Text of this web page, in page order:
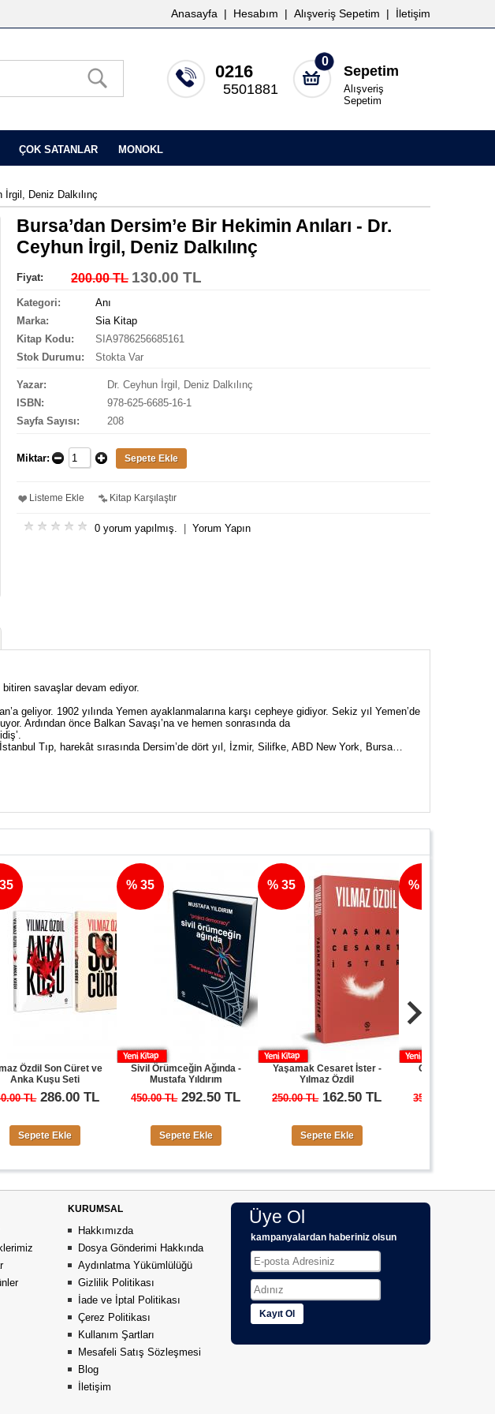
Sepetim
Alışveriş
Sepetim
0
0216
5501881
Anasayfa | Hesabım | Alışveriş Sepetim | İletişim
ÇOK SATANLAR MONOKL
İrgil, Deniz Dalkılınç
Bursa’dan Dersim’e Bir Hekimin Anıları - Dr.
Ceyhun İrgil, Deniz Dalkılınç
Fiyat: 200.00 TL 130.00 TL
Kategori:
Anı
Marka:
Sia Kitap
Kitap Kodu:
SIA9786256685161
Stok Durumu:
Stokta Var
Yazar:
Dr. Ceyhun İrgil, Deniz Dalkılınç
ISBN:
978-625-6685-16-1
Sayfa Sayısı:
208
Miktar:
Listeme Ekle Kitap Karşılaştır
0 yorum yapılmış. | Yorum Yapın
bitiren savaşlar devam ediyor.
geliyor. 1902 yılında Yemen ayaklanmalarına karşı cepheye gidiyor. Sekiz yıl Yemen’de
Ardından önce Balkan Savaşı’na ve hemen sonrasında da
Tıp, harekât sırasında Dersim’de dört yıl, İzmir, Silifke, ABD New York, Bursa…
Cüret ve
Seti
TL
Sivil Örümceğin Ağında -
Mustafa Yıldırım
450.00 TL 292.50 TL
Yaşamak Cesaret İster -
Yılmaz Özdil
250.00 TL 162.50 TL
Gaslight - Yılmaz Özdil
350.00 TL 227.50 TL
% 35
KURUMSAL
Hakkımızda
Dosya Gönderimi Hakkında
Aydınlatma Yükümlülüğü
Gizlilik Politikası
İade ve İptal Politikası
Çerez Politikası
Kullanım Şartları
Mesafeli Satış Sözleşmesi
Blog
İletişim
Üye Ol
kampanyalardan haberiniz olsun
Kayıt Ol